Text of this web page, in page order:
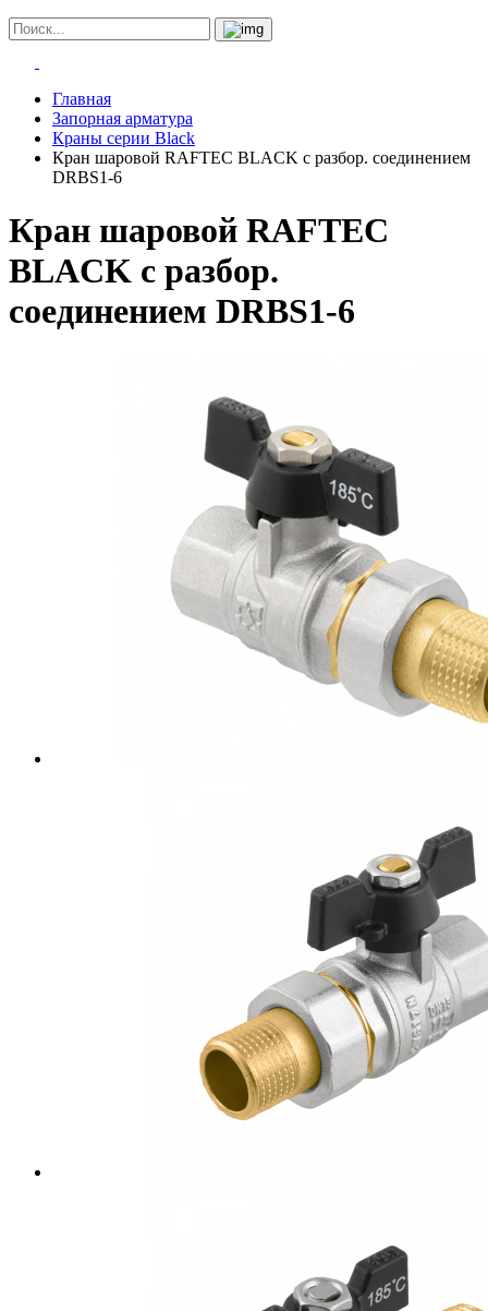
Главная
Запорная арматура
Краны серии Black
Кран шаровой RAFTEC BLACK с разбор. соединением
DRBS1-6
Кран шаровой RAFTEC
BLACK с разбор.
соединением DRBS1-6